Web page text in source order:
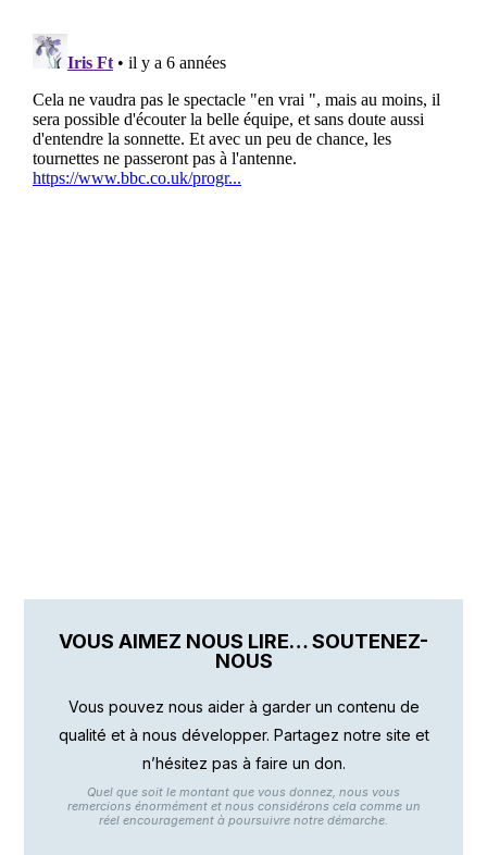
VOUS AIMEZ NOUS LIRE… SOUTENEZ-
NOUS
Vous pouvez nous aider à garder un contenu de
qualité et à nous développer. Partagez notre site et
n’hésitez pas à faire un don.
Quel que soit le montant que vous donnez, nous vous
remercions énormément et nous considérons cela comme un
réel encouragement à poursuivre notre démarche.